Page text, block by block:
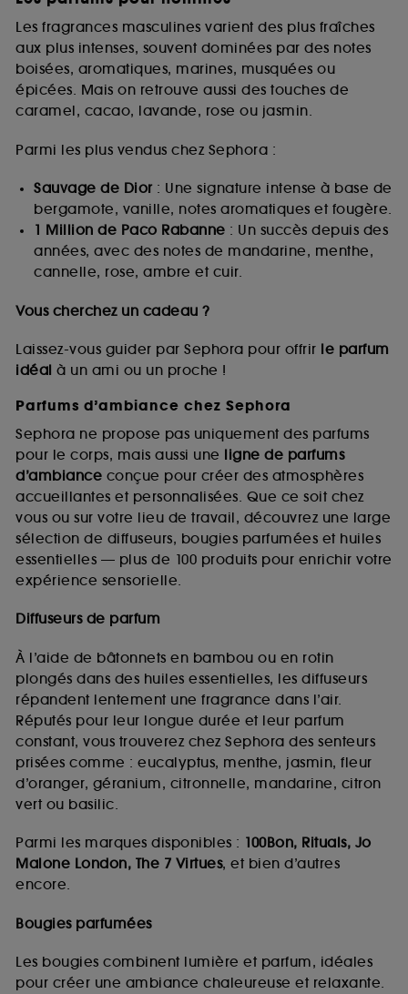
Les fragrances masculines varient des plus fraîches
aux plus intenses, souvent dominées par des notes
boisées, aromatiques, marines, musquées ou
épicées. Mais on retrouve aussi des touches de
caramel, cacao, lavande, rose ou jasmin.
Parmi les plus vendus chez Sephora :
Sauvage de Dior: Une signature intense à base de
bergamote, vanille, notes aromatiques et fougère.
1 Million de Paco Rabanne : Un succès depuis des
années, avec des notes de mandarine, menthe,
cannelle, rose, ambre et cuir.
Vous cherchez un cadeau ?
Laissez-vous guider par Sephora pour offrir le parfum
idéal à un ami ou un proche !
Parfums d’ambiance chez Sephora
Sephora ne propose pas uniquement des parfums
pour le corps, mais aussi une ligne de parfums
d’ambiance conçue pour créer des atmosphères
accueillantes et personnalisées. Que ce soit chez
vous ou sur votre lieu de travail, découvrez une large
sélection de diffuseurs, bougies parfumées et huiles
essentielles — plus de 100 produits pour enrichir votre
expérience sensorielle.
Diffuseurs de parfum
À l’aide de bâtonnets en bambou ou en rotin
plongés dans des huiles essentielles, les diffuseurs
répandent lentement une fragrance dans l’air.
Réputés pour leur longue durée et leur parfum
constant, vous trouverez chez Sephora des senteurs
prisées comme : eucalyptus, menthe, jasmin, fleur
d’oranger, géranium, citronnelle, mandarine, citron
vert ou basilic.
Parmi les marques disponibles : 100Bon, Rituals, Jo
Malone London, The 7 Virtues, et bien d’autres
encore.
Bougies parfumées
Les bougies combinent lumière et parfum, idéales
pour créer une ambiance chaleureuse et relaxante.